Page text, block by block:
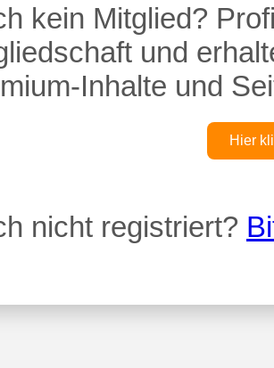
kein Mitglied?
und
Inhalte und
Hier
nicht registriert?